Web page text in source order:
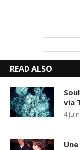
Save
READ ALSO
via
4